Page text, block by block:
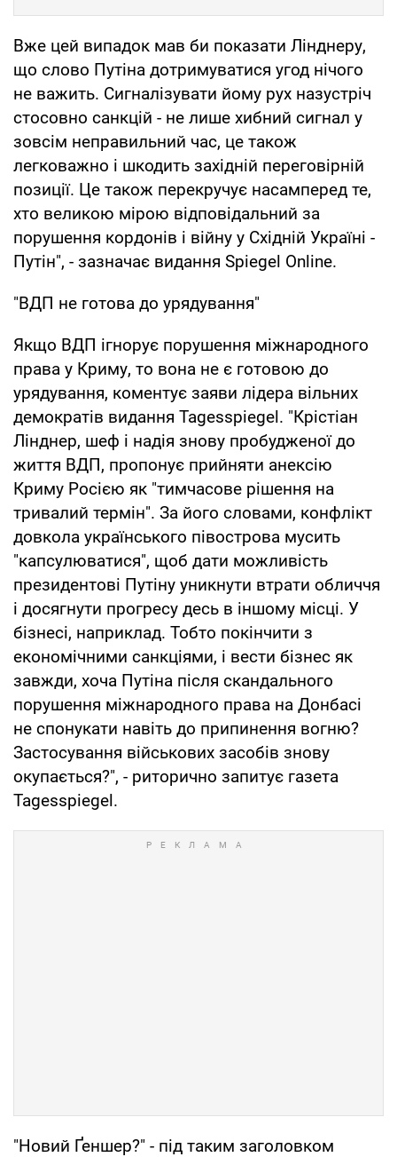
Вже цей випадок мав би показати Лінднеру,
що слово Путіна дотримуватися угод нічого
не важить. Сигналізувати йому рух назустріч
стосовно санкцій - не лише хибний сигнал у
зовсім неправильний час, це також
легковажно і шкодить західній переговірній
позиції. Це також перекручує насамперед те,
хто великою мірою відповідальний за
порушення кордонів і війну у Східній Україні -
Путін", - зазначає видання Spiegel Online.
"ВДП не готова до урядування"
Якщо ВДП ігнорує порушення міжнародного
права у Криму, то вона не є готовою до
урядування, коментує заяви лідера вільних
демократів видання Tagesspiegel. "Крістіан
Лінднер, шеф і надія знову пробудженої до
життя ВДП, пропонує прийняти анексію
Криму Росією як "тимчасове рішення на
тривалий термін". За його словами, конфлікт
довкола українського півострова мусить
"капсулюватися", щоб дати можливість
президентові Путіну уникнути втрати обличчя
і досягнути прогресу десь в іншому місці. У
бізнесі, наприклад. Тобто покінчити з
економічними санкціями, і вести бізнес як
завжди, хоча Путіна після скандального
порушення міжнародного права на Донбасі
не спонукати навіть до припинення вогню?
Застосування військових засобів знову
окупається?", - риторично запитує газета
Tagesspiegel.
"Новий Ґеншер?" - під таким заголовком